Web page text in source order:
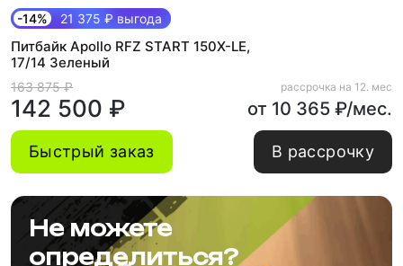
-14% 21 375 ₽ выгода
Питбайк Apollo RFZ START 150X-LE,
17/14 Зеленый
163 875 ₽
142 500 ₽
рассрочка на 12. мес
от 10 365 ₽/мес.
Быстрый заказ В рассрочку
Не можете
определиться?